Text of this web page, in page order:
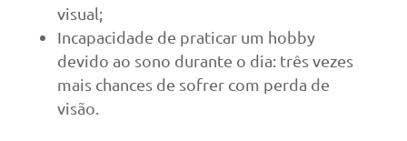
visual;
Incapacidade de praticar um hobby
devido ao sono durante o dia: três vezes
mais chances de sofrer com perda de
visão.